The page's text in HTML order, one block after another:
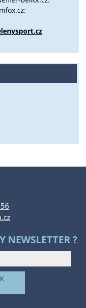
NEWSLETTER ?